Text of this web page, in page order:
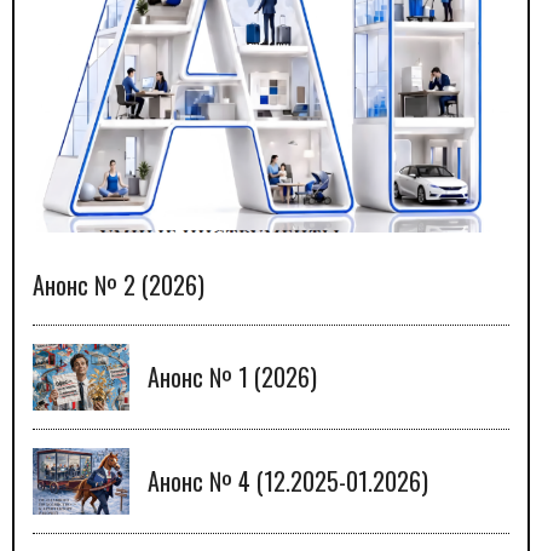
Анонс № 2 (2026)
Анонс № 1 (2026)
Анонс № 4 (12.2025-01.2026)